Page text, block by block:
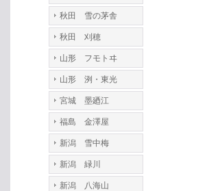
秋田 雪の茅舎
秋田 刈穂
山形 フモトヰ
山形 洌・東光
宮城 墨廼江
福島 金澤屋
新潟 雪中梅
新潟 緑川
新潟 八海山